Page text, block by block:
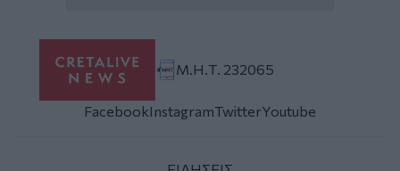
Μ.Η.Τ. 232065
FacebookInstagramTwitterYoutube